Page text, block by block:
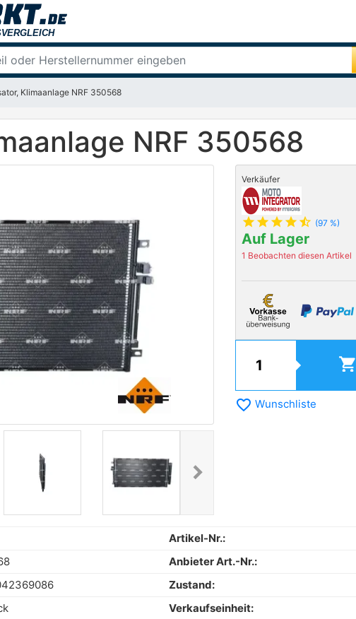
Klimaanlage NRF 350568
NRF 350568
chevron_right
Next
Verkäufer
star star star star star_half (97 %)
Auf Lager
1 Beobachten diesen Artikel
shopping_cart
favorite_border Wunschliste
Artikel-Nr.:
Anbieter Art.-Nr.:
Zustand:
Verkaufseinheit: